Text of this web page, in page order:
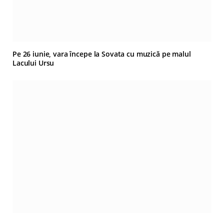
Pe 26 iunie, vara începe la Sovata cu muzică pe malul
Lacului Ursu